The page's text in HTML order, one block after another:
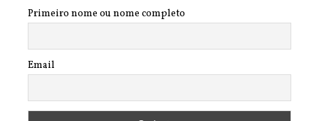
Primeiro nome ou nome completo
Email